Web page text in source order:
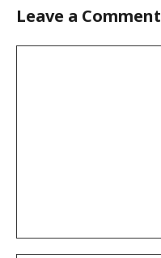
Leave a Comment